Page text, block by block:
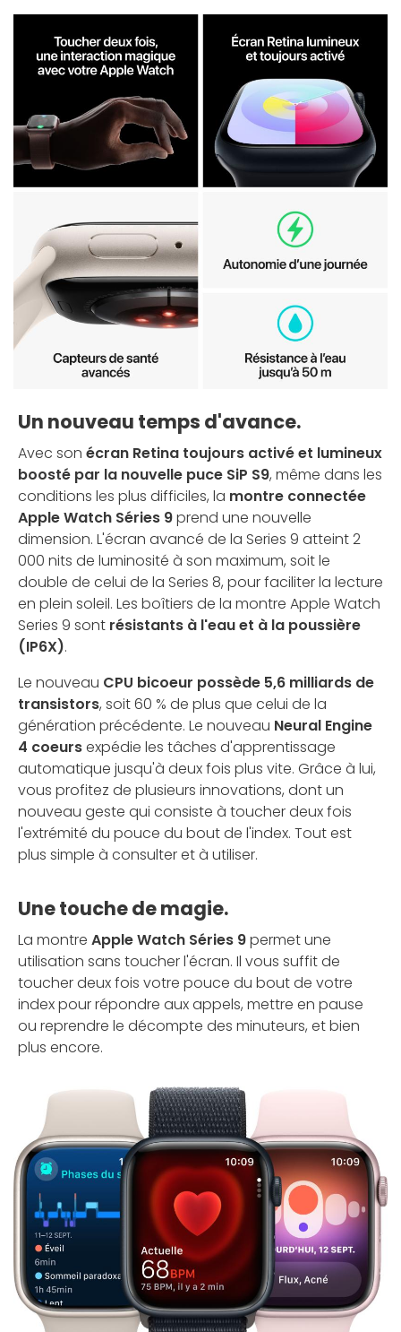
Un nouveau temps d'avance.
Avec son écran Retina toujours activé et lumineux
boosté par la nouvelle puce SiP S9, même dans les
conditions les plus difficiles, la montre connectée
Apple Watch Séries 9prend une nouvelle
dimension. L'écran avancé de la Series 9 atteint 2
000 nits de luminosité à son maximum, soit le
double de celui de la Series 8, pour faciliter la lecture
en plein soleil. Les boîtiers de la montre Apple Watch
Series 9 sont résistants à l'eau et à la poussière
(IP6X).
Le nouveau CPU bicoeur possède 5,6 milliards de
transistors, soit 60 % de plus que celui de la
génération précédente. Le nouveau Neural Engine
4 coeursexpédie les tâches d'apprentissage
automatique jusqu'à deux fois plus vite. Grâce à lui,
vous profitez de plusieurs innovations, dont un
nouveau geste qui consiste à toucher deux fois
l'extrémité du pouce du bout de l'index. Tout est
plus simple à consulter et à utiliser.
Une touche de magie.
La montre Apple Watch Séries 9permet une
utilisation sans toucher l'écran. Il vous suffit de
toucher deux fois votre pouce du bout de votre
index pour répondre aux appels, mettre en pause
ou reprendre le décompte des minuteurs, et bien
plus encore.